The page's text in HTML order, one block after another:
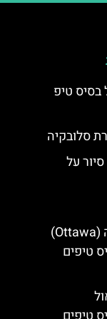
בסיס טיפ
סלובקיה
על
סיורים חינמיים באוטוואה (Ottawa)
טיפים